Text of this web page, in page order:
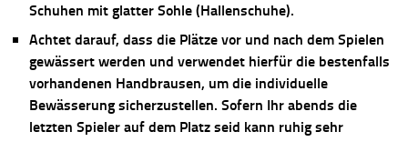
Schuhen mit glatter Sohle (Hallenschuhe).
Achtet darauf, dass die Plätze vor und nach dem Spielen
gewässert werden und verwendet hierfür die bestenfalls
vorhandenen Handbrausen, um die individuelle
Bewässerung sicherzustellen. Sofern Ihr abends die
letzten Spieler auf dem Platz seid kann ruhig sehr